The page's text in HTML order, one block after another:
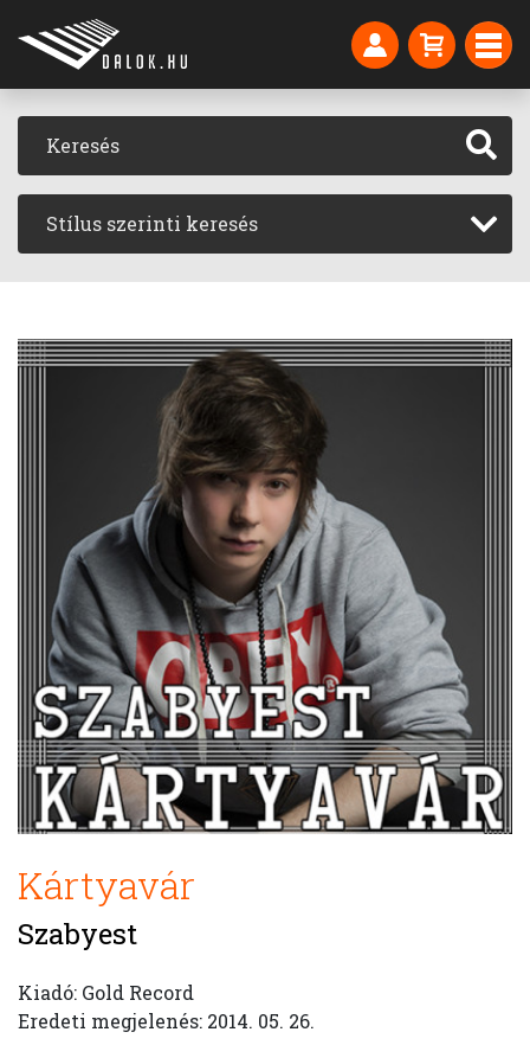
Stílus szerinti keresés
Kártyavár
Szabyest
Kiadó: Gold Record
Eredeti megjelenés: 2014. 05. 26.